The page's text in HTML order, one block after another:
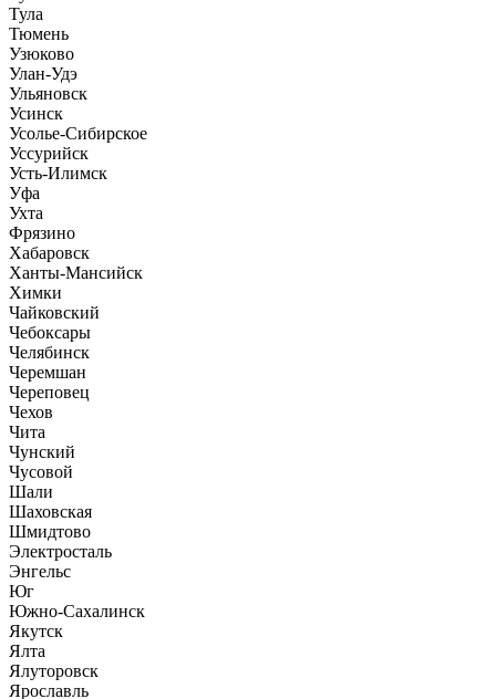
Тула
Тюмень
Узюково
Улан-Удэ
Ульяновск
Усинск
Усолье-Сибирское
Уссурийск
Усть-Илимск
Уфа
Ухта
Фрязино
Хабаровск
Ханты-Мансийск
Химки
Чайковский
Чебоксары
Челябинск
Черемшан
Череповец
Чехов
Чита
Чунский
Чусовой
Шали
Шаховская
Шмидтово
Электросталь
Энгельс
Юг
Южно-Сахалинск
Якутск
Ялта
Ялуторовск
Ярославль